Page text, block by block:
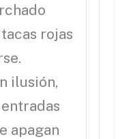
rojas
ilusión,
apagan